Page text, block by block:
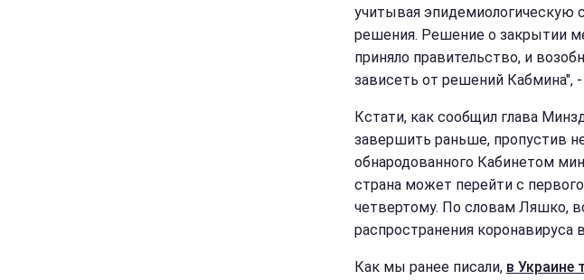
учитывая эпидемиологическую
решения. Решение о закрытии
приняло правительство, и
зависеть от решений Кабмина", -
Кстати, как сообщил глава
завершить раньше, пропустив
обнародованного Кабинетом
страна может перейти с
четвертому. По словам Ляшко,
распространения коронавируса
Как мы ранее писали, в Украине